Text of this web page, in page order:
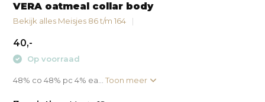
VERA oatmeal collar body
Bekijk alles Meisjes 86 t/m 164
40,-
Op voorraad
48% co 48% pc 4% ea...Toon meer